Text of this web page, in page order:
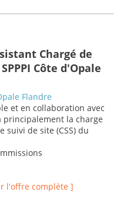
Chargé de
Côte d'Opale
Flandre
et en collaboration avec
principalement la charge
suivi de site (CSS) du
l'offre complète ]